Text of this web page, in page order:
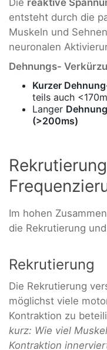
entsteht durch die
Muskeln und
neuronalen
Dehnungs-
Kurzer
teils auch
Langer
(>200ms)
Im hohen
die Rekrutierung
Rekrutierung
Die Rekrutierung
möglichst viele
Kontraktion zu
kurz: Wie viel
Kontraktion